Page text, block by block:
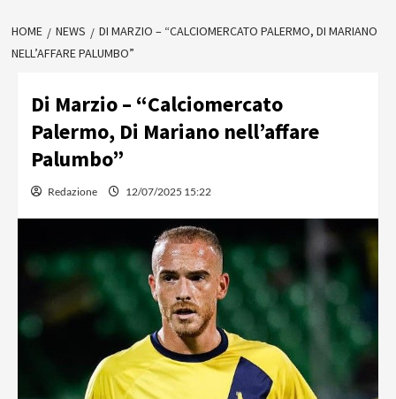
HOME NEWS
DI MARZIO – “CALCIOMERCATO PALERMO, DI MARIANO
NELL’AFFARE PALUMBO”
Di Marzio – “Calciomercato
Palermo, Di Mariano nell’affare
Palumbo”
Redazione 12/07/2025 15:22